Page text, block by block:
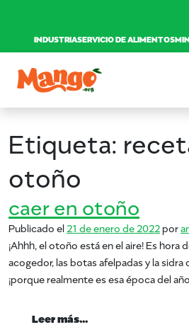
INDUSTRIASERVICIO DE ALIMENTOS
Navegación
RECETAS
NUTRICIÓN
COMPRAR MANGOS
Etiqueta:
otoño
caer en otoño
Publicado el 21 de enero de 2022por
¡Ahhh, el otoño está en el aire! Es hora
acogedor, las botas afelpadas y la sidra
¡porque realmente es esa época del
Leer más…